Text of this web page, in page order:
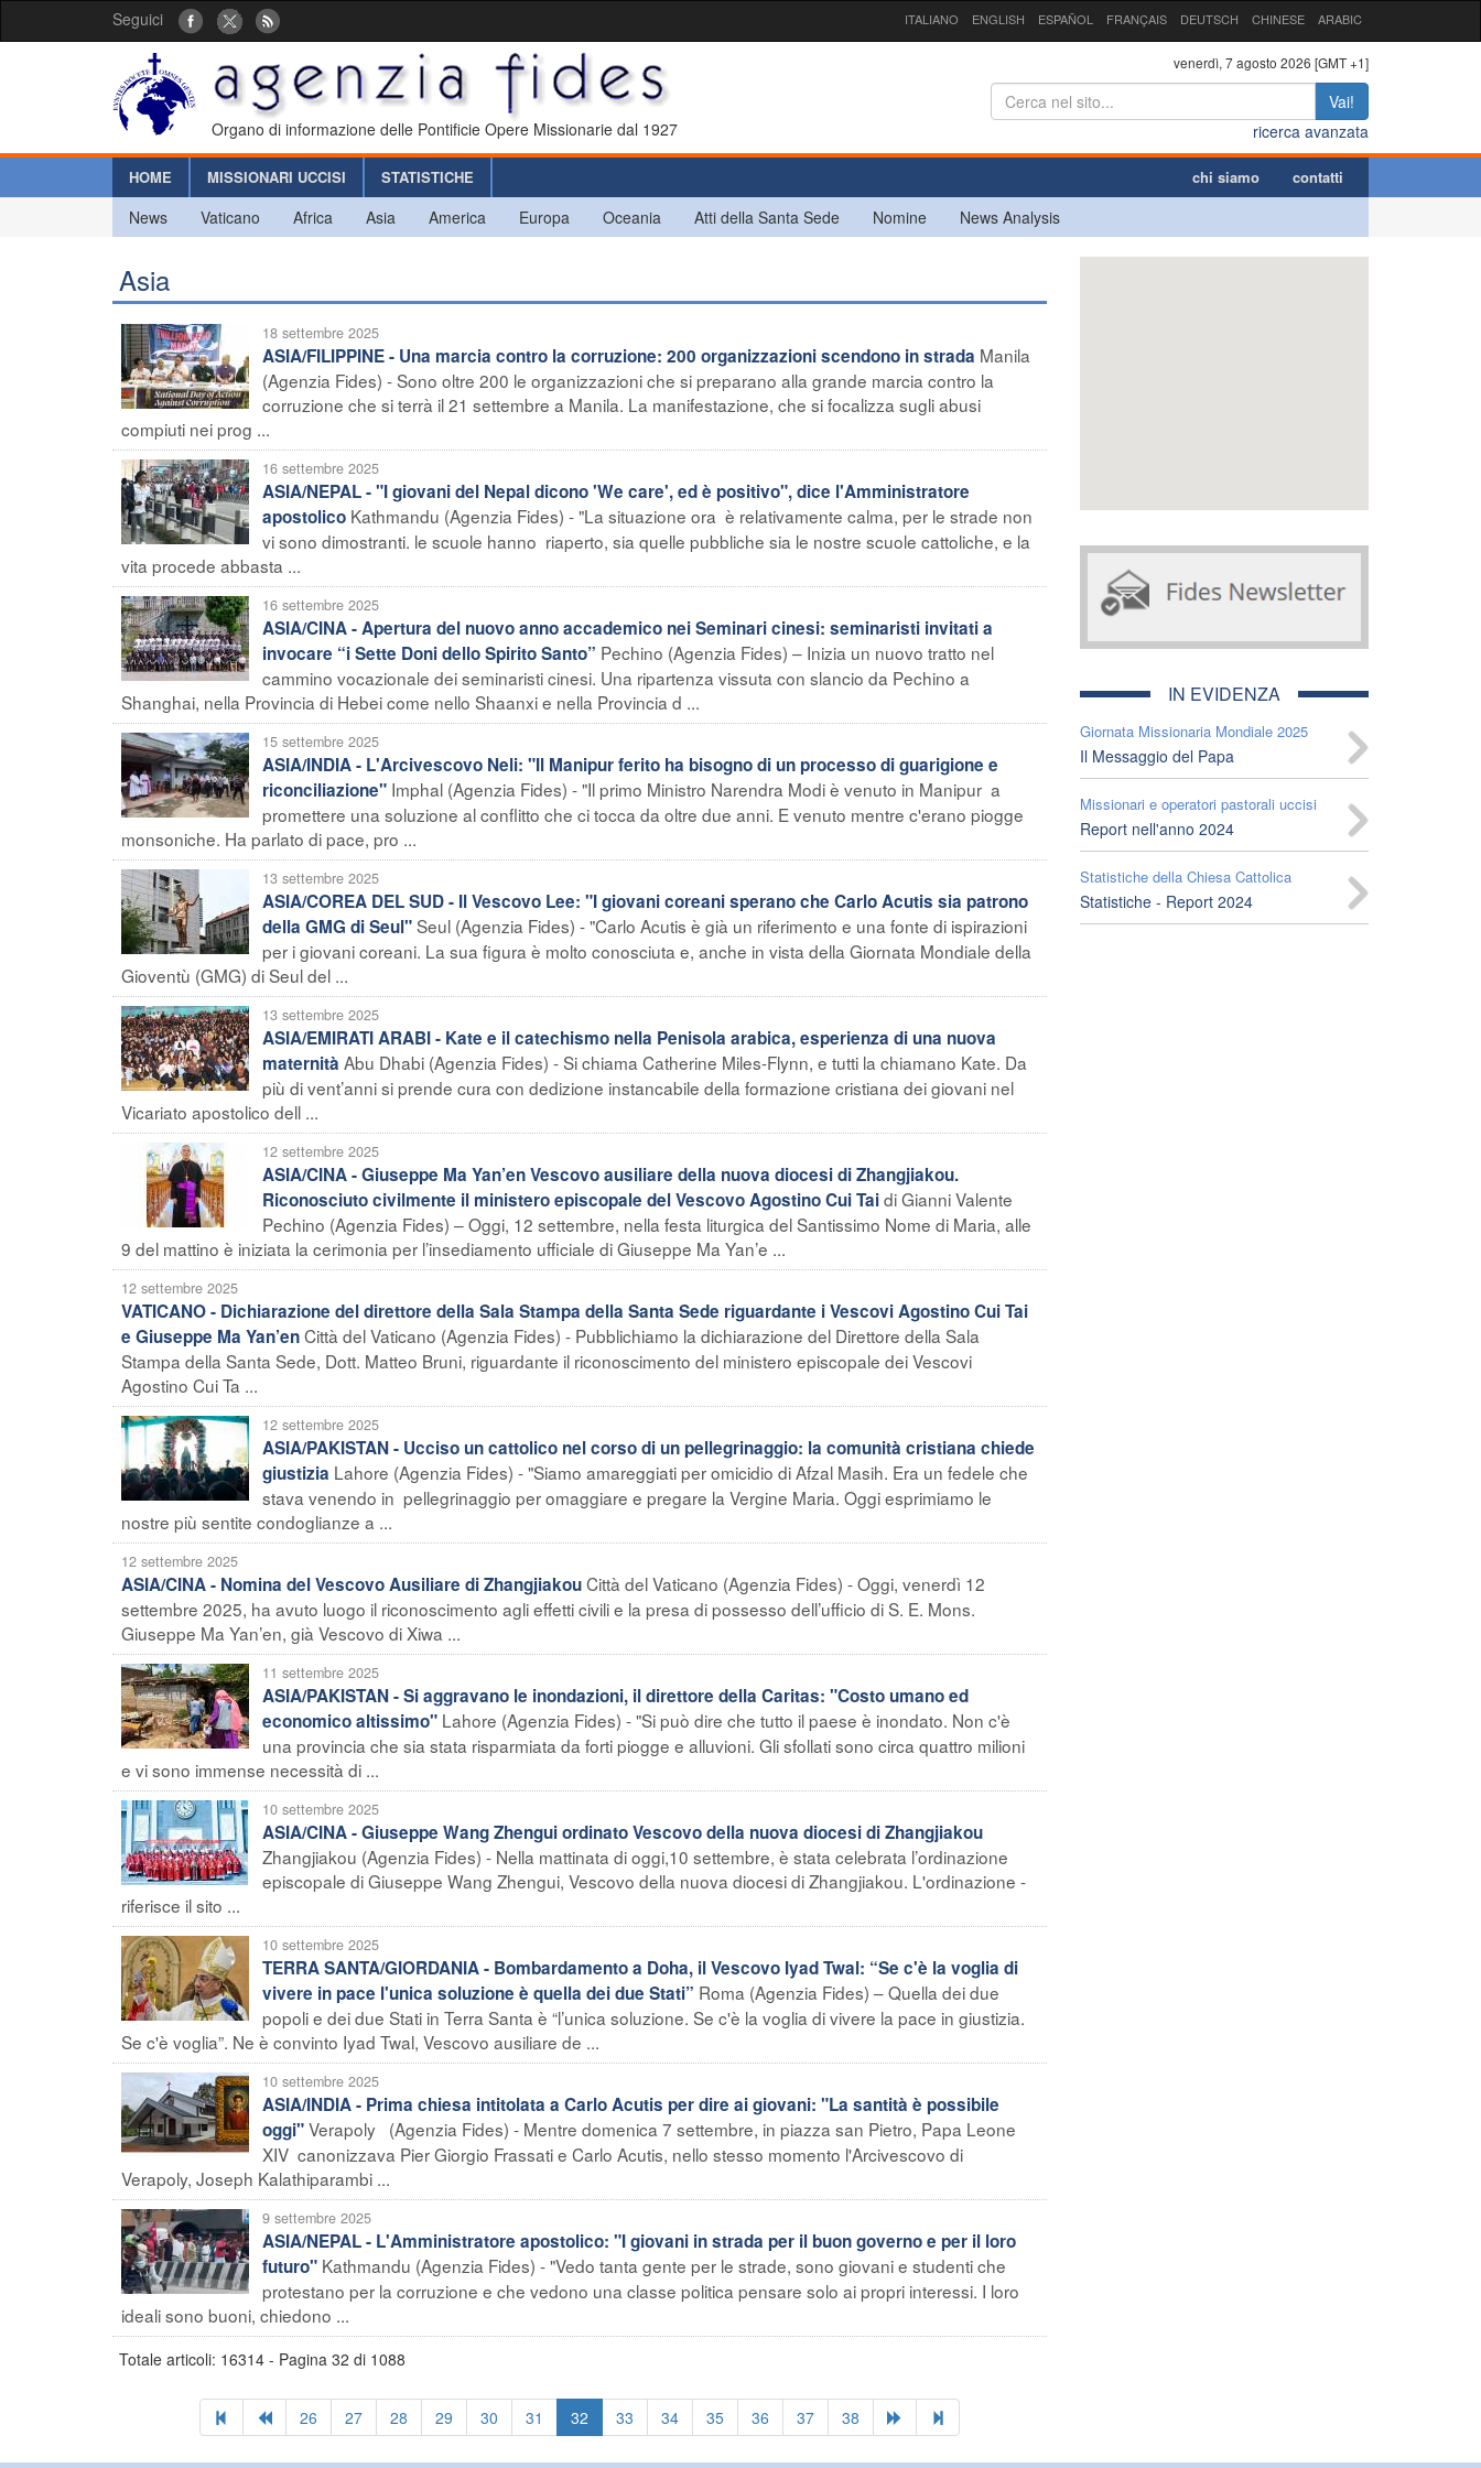
Seguici ITALIANO ENGLISH ESPAÑOL FRANÇAIS DEUTSCH CHINESE ARABIC
Organo di informazione delle Pontificie Opere Missionarie dal 1927
venerdì, 7 agosto 2026 [GMT +1]
Vai!
ricerca avanzata
HOME MISSIONARI UCCISI STATISTICHE chi siamo contatti
News Vaticano Africa Asia America Europa Oceania Atti della Santa Sede Nomine News Analysis
Asia
18 settembre 2025
ASIA/FILIPPINE - Una marcia contro la corruzione: 200 organizzazioni scendono in strada Manila
(Agenzia Fides) - Sono oltre 200 le organizzazioni che si preparano alla grande marcia contro la
corruzione che si terrà il 21 settembre a Manila. La manifestazione, che si focalizza sugli abusi
compiuti nei prog ...
16 settembre 2025
ASIA/NEPAL - "I giovani del Nepal dicono 'We care', ed è positivo", dice l'Amministratore
apostolico Kathmandu (Agenzia Fides) - "La situazione ora è relativamente calma, per le strade non
vi sono dimostranti. le scuole hanno riaperto, sia quelle pubbliche sia le nostre scuole cattoliche, e la
vita procede abbasta ...
16 settembre 2025
ASIA/CINA - Apertura del nuovo anno accademico nei Seminari cinesi: seminaristi invitati a
invocare “i Sette Doni dello Spirito Santo” Pechino (Agenzia Fides) – Inizia un nuovo tratto nel
cammino vocazionale dei seminaristi cinesi. Una ripartenza vissuta con slancio da Pechino a
Shanghai, nella Provincia di Hebei come nello Shaanxi e nella Provincia d ...
15 settembre 2025
ASIA/INDIA - L'Arcivescovo Neli: "Il Manipur ferito ha bisogno di un processo di guarigione e
riconciliazione" Imphal (Agenzia Fides) - "Il primo Ministro Narendra Modi è venuto in Manipur a
promettere una soluzione al conflitto che ci tocca da oltre due anni. E venuto mentre c'erano piogge
monsoniche. Ha parlato di pace, pro ...
13 settembre 2025
ASIA/COREA DEL SUD - Il Vescovo Lee: "I giovani coreani sperano che Carlo Acutis sia patrono
della GMG di Seul"Seul (Agenzia Fides) - "Carlo Acutis è già un riferimento e una fonte di ispirazioni
per i giovani coreani. La sua figura è molto conosciuta e, anche in vista della Giornata Mondiale della
Gioventù (GMG) di Seul del ...
13 settembre 2025
ASIA/EMIRATI ARABI - Kate e il catechismo nella Penisola arabica, esperienza di una nuova
maternità Abu Dhabi (Agenzia Fides) - Si chiama Catherine Miles-Flynn, e tutti la chiamano Kate. Da
più di vent’anni si prende cura con dedizione instancabile della formazione cristiana dei giovani nel
Vicariato apostolico dell ...
12 settembre 2025
ASIA/CINA - Giuseppe Ma Yan’en Vescovo ausiliare della nuova diocesi di Zhangjiakou.
Riconosciuto civilmente il ministero episcopale del Vescovo Agostino Cui Taidi Gianni Valente
Pechino (Agenzia Fides) – Oggi, 12 settembre, nella festa liturgica del Santissimo Nome di Maria, alle
9 del mattino è iniziata la cerimonia per l’insediamento ufficiale di Giuseppe Ma Yan’e ...
12 settembre 2025
VATICANO - Dichiarazione del direttore della Sala Stampa della Santa Sede riguardante i Vescovi Agostino Cui Tai
e Giuseppe Ma Yan’enCittà del Vaticano (Agenzia Fides) - Pubblichiamo la dichiarazione del Direttore della Sala
Stampa della Santa Sede, Dott. Matteo Bruni, riguardante il riconoscimento del ministero episcopale dei Vescovi
Agostino Cui Ta ...
12 settembre 2025
ASIA/PAKISTAN - Ucciso un cattolico nel corso di un pellegrinaggio: la comunità cristiana chiede
giustizia Lahore (Agenzia Fides) - "Siamo amareggiati per omicidio di Afzal Masih. Era un fedele che
stava venendo in pellegrinaggio per omaggiare e pregare la Vergine Maria. Oggi esprimiamo le
nostre più sentite condoglianze a ...
12 settembre 2025
ASIA/CINA - Nomina del Vescovo Ausiliare di ZhangjiakouCittà del Vaticano (Agenzia Fides) - Oggi, venerdì 12
settembre 2025, ha avuto luogo il riconoscimento agli effetti civili e la presa di possesso dell’ufficio di S. E. Mons.
Giuseppe Ma Yan’en, già Vescovo di Xiwa ...
11 settembre 2025
ASIA/PAKISTAN - Si aggravano le inondazioni, il direttore della Caritas: "Costo umano ed
economico altissimo" Lahore (Agenzia Fides) - "Si può dire che tutto il paese è inondato. Non c'è
una provincia che sia stata risparmiata da forti piogge e alluvioni. Gli sfollati sono circa quattro milioni
e vi sono immense necessità di ...
10 settembre 2025
ASIA/CINA - Giuseppe Wang Zhengui ordinato Vescovo della nuova diocesi di Zhangjiakou
Zhangjiakou (Agenzia Fides) - Nella mattinata di oggi,10 settembre, è stata celebrata l’ordinazione
episcopale di Giuseppe Wang Zhengui, Vescovo della nuova diocesi di Zhangjiakou. L'ordinazione -
riferisce il sito ...
10 settembre 2025
TERRA SANTA/GIORDANIA - Bombardamento a Doha, il Vescovo Iyad Twal: “Se c'è la voglia di
vivere in pace l'unica soluzione è quella dei due Stati” Roma (Agenzia Fides) – Quella dei due
popoli e dei due Stati in Terra Santa è “l’unica soluzione. Se c'è la voglia di vivere la pace in giustizia.
Se c'è voglia”. Ne è convinto Iyad Twal, Vescovo ausiliare de ...
10 settembre 2025
ASIA/INDIA - Prima chiesa intitolata a Carlo Acutis per dire ai giovani: "La santità è possibile
oggi"Verapoly (Agenzia Fides) - Mentre domenica 7 settembre, in piazza san Pietro, Papa Leone
XIV canonizzava Pier Giorgio Frassati e Carlo Acutis, nello stesso momento l'Arcivescovo di
Verapoly, Joseph Kalathiparambi ...
9 settembre 2025
ASIA/NEPAL - L'Amministratore apostolico: "I giovani in strada per il buon governo e per il loro
futuro" Kathmandu (Agenzia Fides) - "Vedo tanta gente per le strade, sono giovani e studenti che
protestano per la corruzione e che vedono una classe politica pensare solo ai propri interessi. I loro
ideali sono buoni, chiedono ...
Totale articoli: 16314 - Pagina 32 di 1088
26 27 28 29 30 31 32 33 34 35 36 37 38
IN EVIDENZA
Giornata Missionaria Mondiale 2025
Il Messaggio del Papa
Missionari e operatori pastorali uccisi
Report nell'anno 2024
Statistiche della Chiesa Cattolica
Statistiche - Report 2024